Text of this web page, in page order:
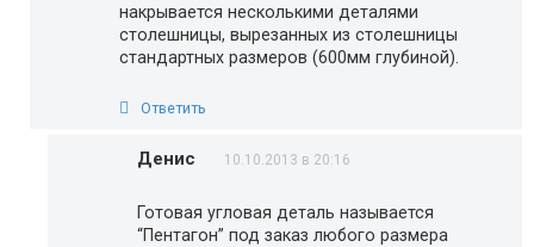
накрывается несколькими деталями
столешницы, вырезанных из столешницы
стандартных размеров (600мм глубиной).
Ответить
Денис 10.10.2013 в 20:16
Готовая угловая деталь называется
“Пентагон” под заказ любого размера